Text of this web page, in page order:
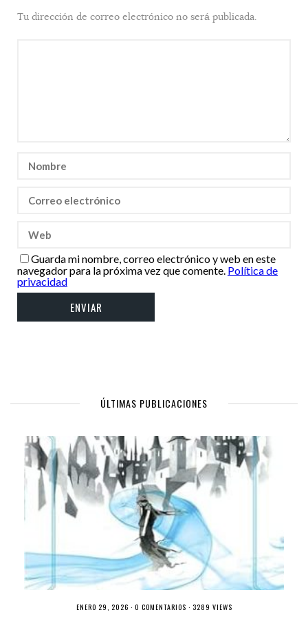
Tu dirección de correo electrónico no será publicada.
Guarda mi nombre, correo electrónico y web en este
navegador para la próxima vez que comente. Política de
privacidad
ÚLTIMAS PUBLICACIONES
ENERO 29, 2026 · 0 COMENTARIOS · 3289 VIEWS